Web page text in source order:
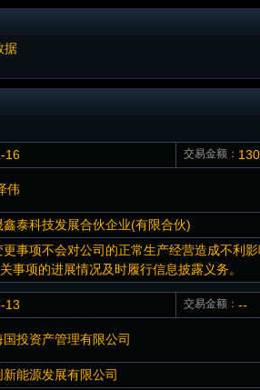
据
16 交易金额：
伟
鑫泰科技发展合伙企业(有限合伙)
更事项不会对公司的正常生产经营造成不利
事项的进展情况及时履行信息披露义务。
13 交易金额： --
投资产管理有限公司
能源发展有限公司